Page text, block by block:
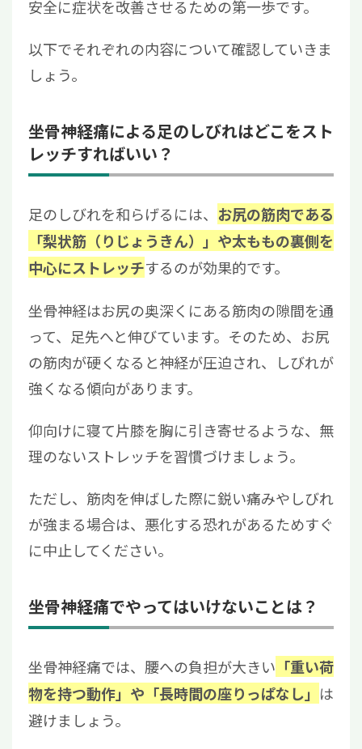
安全に症状を改善させるための第一歩です。
以下でそれぞれの内容について確認していきま
しょう。
坐骨神経痛による足のしびれはどこをスト
レッチすればいい？
足のしびれを和らげるには、 お尻の筋肉である
「梨状筋（りじょうきん）」や太ももの裏側を
中心にストレッチするのが効果的です。
坐骨神経はお尻の奥深くにある筋肉の隙間を通
って、足先へと伸びています。そのため、お尻
の筋肉が硬くなると神経が圧迫され、しびれが
強くなる傾向があります。
仰向けに寝て片膝を胸に引き寄せるような、無
理のないストレッチを習慣づけましょう。
ただし、筋肉を伸ばした際に鋭い痛みやしびれ
が強まる場合は、悪化する恐れがあるためすぐ
に中止してください。
坐骨神経痛でやってはいけないことは？
坐骨神経痛では、腰への負担が大きい 「重い荷
物を持つ動作」や「長時間の座りっぱなし」 は
避けましょう。